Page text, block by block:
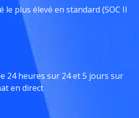
le plus élevé en standard (SOC II
24 heures sur 24 et 5 jours sur
en direct